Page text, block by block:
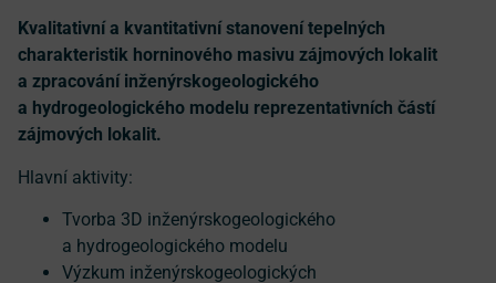
Kvalitativní a kvantitativní stanovení tepelných
charakteristik horninového masivu zájmových lokalit
a zpracování inženýrskogeologického
a hydrogeologického modelu reprezentativních částí
zájmových lokalit.
Hlavní aktivity:
Tvorba 3D inženýrskogeologického
a hydrogeologického modelu
Výzkum inženýrskogeologických